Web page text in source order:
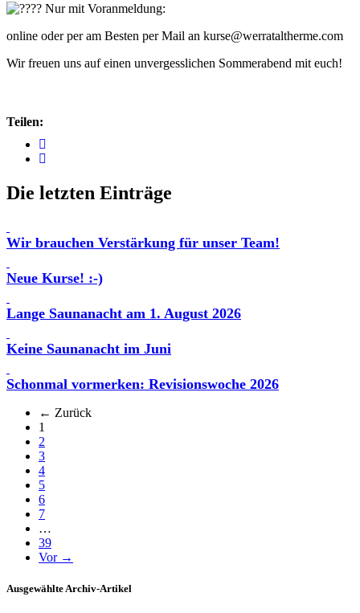
Nur mit Voranmeldung:
online oder per am Besten per Mail an kurse@werrataltherme.com
Wir freuen uns auf einen unvergesslichen Sommerabend mit euch!
Teilen:
Die letzten Einträge
Wir brauchen Verstärkung für unser Team!
Neue Kurse! :-)
Lange Saunanacht am 1. August 2026
Keine Saunanacht im Juni
Schonmal vormerken: Revisionswoche 2026
← Zurück
1
2
3
4
5
6
7
…
39
Vor →
Ausgewählte Archiv-Artikel